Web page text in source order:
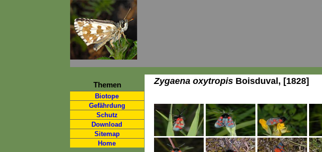
Themen
Biotope
Gefährdung
Schutz
Download
Sitemap
Home
Zygaena oxytropisBoisduval, [1828]